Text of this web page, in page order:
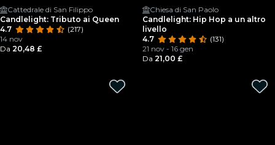
Cattedrale di San Filippo
Candlelight: Tributo ai Queen
4.7
(217)
14 nov
Da 20,48 £
Chiesa di San Paolo
Candlelight: Hip Hop a un altro
livello
4.7
(131)
21 nov - 16 gen
Da 21,00 £